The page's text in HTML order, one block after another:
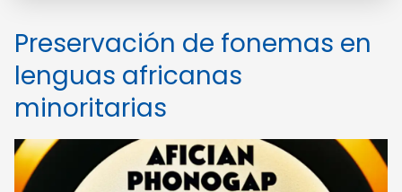
Preservación de fonemas en
lenguas africanas
minoritarias